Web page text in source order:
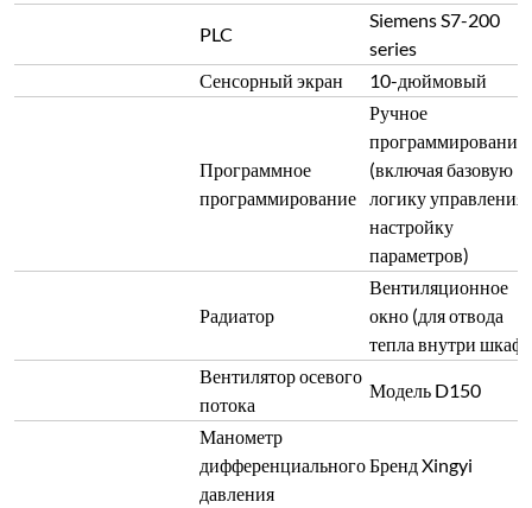
PLC
Siemens S7-200
series
Сенсорный экран
10-дюймовый
Программное
программирование
Ручное
программирование
(включая базовую
логику управления
настройку
параметров)
Радиатор
Вентиляционное
окно (для отвода
тепла внутри
Вентилятор осевого
потока
Модель D150
Манометр
дифференциального
давления
Бренд Xingyi